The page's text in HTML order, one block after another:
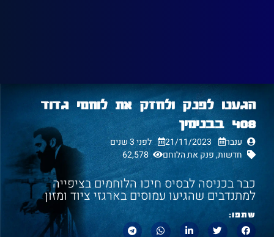
הגענו לפנק ולחזק את לוחמי גדוד
408 בבנימין
ענבר 21/11/2023
לפני 3 שנים
חדשות,פנק את הלוחם 62,578
כבר בכניסה לבסיס חיכו הלוחמים בציפייה
למתנדבים שהגיעו עמוסים בארגזי ציוד ומזון
שתפו: